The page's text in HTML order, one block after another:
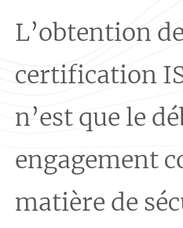
L’obtention
certification
n’est que le
engagement
matière de